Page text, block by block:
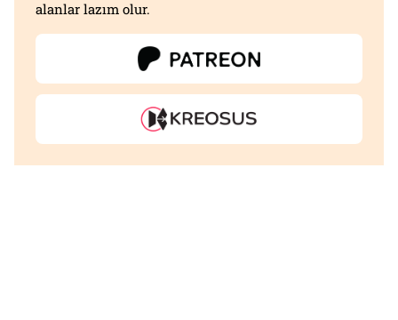
alanlar lazım olur.